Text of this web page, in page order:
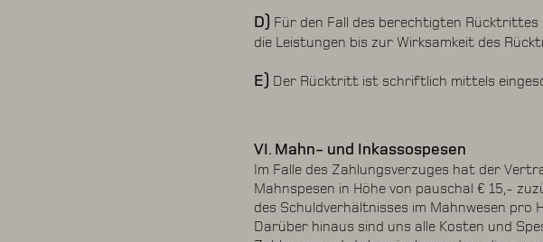
D) Für den Fall des berechtigten
die Leistungen bis zur Wirksamkeit des
E) Der Rücktritt ist schriftlich mittels
VI. Mahn- und Inkassospesen
Im Falle des Zahlungsverzuges hat der
Mahnspesen in Höhe von pauschal € 15,-
des Schuldverhältnisses im Mahnwesen pro
Darüber hinaus sind uns alle Kosten und